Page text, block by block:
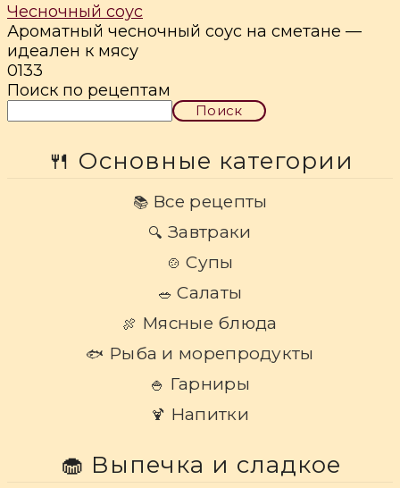
Чесночный соус
Ароматный чесночный соус на сметане —
идеален к мясу
0133
Поиск по рецептам
Поиск
🍴 Основные категории
📚Все рецепты
🔍 Завтраки
🍲 Супы
🥗 Салаты
🍖 Мясные блюда
🐟 Рыба и морепродукты
🍚 Гарниры
🍹 Напитки
🧁 Выпечка и сладкое